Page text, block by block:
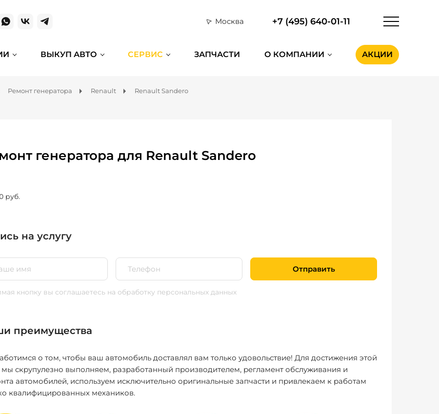
Москва +7 (495) 640-01-11
ВЫКУП АВТО СЕРВИС ЗАПЧАСТИ О КОМПАНИИ АКЦИИ
Ремонт генератора Renault Renault Sandero
генератора для Renault Sandero
руб.
на услугу
Отправить
кнопку вы соглашаетесь на обработку персональных данных
преимущества
о том, чтобы ваш автомобиль доставлял вам только удовольствие! Для достижения этой
мы скрупулезно выполняем, разработанный производителем, регламент обслуживания и
автомобилей, используем исключительно оригинальные запчасти и привлекаем к работам
квалифицированных механиков.